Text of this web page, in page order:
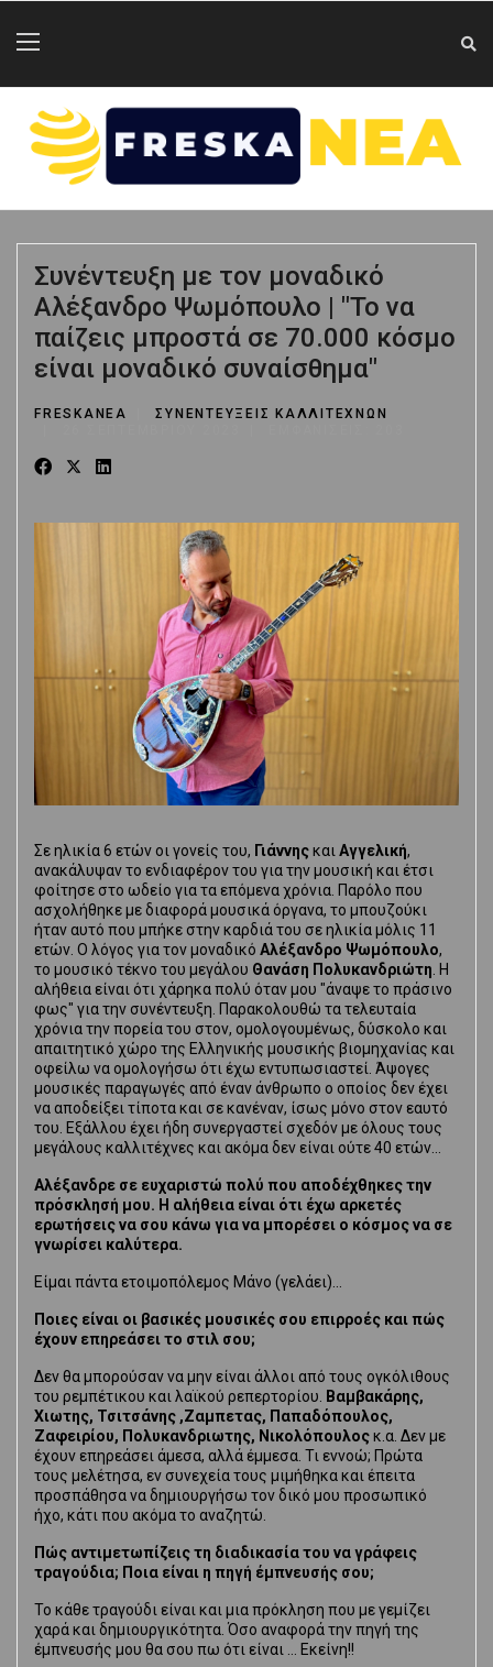
Συνέντευξη με τον μοναδικό
Αλέξανδρο Ψωμόπουλο | "Το να
παίζεις μπροστά σε 70.000 κόσμο
είναι μοναδικό συναίσθημα"
FRESKANEA
ΣΥΝΕΝΤΕΥΞΕΙΣ ΚΑΛΛΙΤΕΧΝΩΝ
Σε ηλικία 6 ετών οι γονείς του, ΓιάννηςκαιΑγγελική,
ανακάλυψαν το ενδιαφέρον του για την μουσική και έτσι
φοίτησε στο ωδείο για τα επόμενα χρόνια. Παρόλο που
ασχολήθηκε με διαφορά μουσικά όργανα, το μπουζούκι
ήταν αυτό που μπήκε στην καρδιά του σε ηλικία μόλις 11
ετών. Ο λόγος για τον μοναδικό Αλέξανδρο Ψωμόπουλο,
το μουσικό τέκνο του μεγάλου Θανάση Πολυκανδριώτη. Η
αλήθεια είναι ότι χάρηκα πολύ όταν μου "άναψε το πράσινο
φως" για την συνέντευξη. Παρακολουθώ τα τελευταία
χρόνια την πορεία του στον, ομολογουμένως, δύσκολο και
απαιτητικό χώρο της Ελληνικής μουσικής βιομηχανίας και
οφείλω να ομολογήσω ότι έχω εντυπωσιαστεί. Άψογες
μουσικές παραγωγές από έναν άνθρωπο ο οποίος δεν έχει
να αποδείξει τίποτα και σε κανέναν, ίσως μόνο στον εαυτό
του. Εξάλλου έχει ήδη συνεργαστεί σχεδόν με όλους τους
μεγάλους καλλιτέχνες και ακόμα δεν είναι ούτε 40 ετών...
Αλέξανδρε σε ευχαριστώ πολύ που αποδέχθηκες την
πρόσκλησή μου. Η αλήθεια είναι ότι έχω αρκετές
ερωτήσεις να σου κάνω για να μπορέσει ο κόσμος να σε
γνωρίσει καλύτερα.
Είμαι πάντα ετοιμοπόλεμος Μάνο (γελάει)...
Ποιες είναι οι βασικές μουσικές σου επιρροές και πώς
έχουν επηρεάσει το στιλ σου;
Δεν θα μπορούσαν να μην είναι άλλοι από τους ογκόλιθους
του ρεμπέτικου και λαϊκού ρεπερτορίου. Βαμβακάρης,
Χιωτης, Τσιτσάνης ,Ζαμπετας, Παπαδόπουλος,
Ζαφειρίου, Πολυκανδριωτης, Νικολόπουλοςκ.α. Δεν με
έχουν επηρεάσει άμεσα, αλλά έμμεσα. Τι εννοώ; Πρώτα
τους μελέτησα, εν συνεχεία τους μιμήθηκα και έπειτα
προσπάθησα να δημιουργήσω τον δικό μου προσωπικό
ήχο, κάτι που ακόμα το αναζητώ.
Πώς αντιμετωπίζεις τη διαδικασία του να γράφεις
τραγούδια; Ποια είναι η πηγή έμπνευσής σου;
Το κάθε τραγούδι είναι και μια πρόκληση που με γεμίζει
χαρά και δημιουργικότητα. Όσο αναφορά την πηγή της
έμπνευσής μου θα σου πω ότι είναι … Εκείνη!!